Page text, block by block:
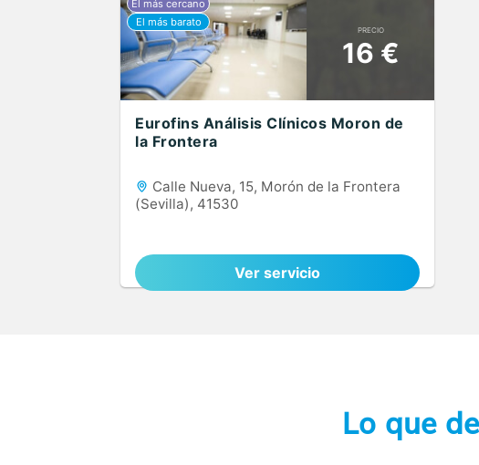
PRECIO
16 €
Eurofins Análisis Clínicos Moron de
la Frontera
Calle Nueva, 15, Morón de la Frontera
(Sevilla), 41530
Ver servicio
Lo que